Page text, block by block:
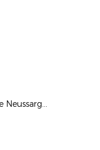
Assemblée Générale Neussargues